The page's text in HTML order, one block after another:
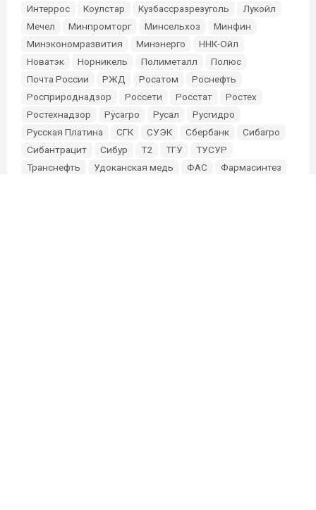
Интеррос
Коулстар Кузбассразрезуголь
Лукойл
Мечел
Минпромторг Минсельхоз
Минфин
Минэкономразвития
Минэнерго
ННК-Ойл
Новатэк
Норникель Полиметалл
Полюс
Почта России
РЖД Росатом
Роснефть
Росприроднадзор
Россети Росстат
Ростех
Ростехнадзор
Русагро Русал
Русгидро
Русская Платина
СГК СУЭК Сбербанк
Сибагро
Сибантрацит
Сибур Т2 ТГУ
ТУСУР
Транснефть
Удоканская медь ФАС
Фармасинтез